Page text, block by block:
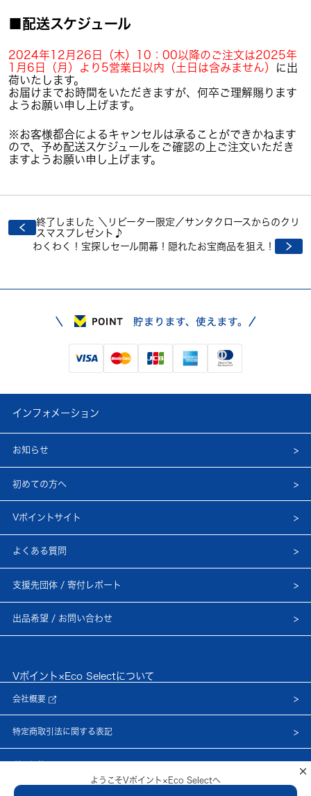
■配送スケジュール
2024年12月26日（木）10：00以降のご注文は2025年
1月6日（月）より5営業日以内（土日は含みません）
に出
荷いたします。
お届けまでお時間をいただきますが、何卒ご理解賜ります
ようお願い申し上げます。
※お客様都合によるキャンセルは承ることができかねます
ので、予め配送スケジュールをご確認の上ご注文いただき
ますようお願い申し上げます。
投
稿
ゲ
シ
ョ
終了しました ＼リピーター限定／サンタクロースからのクリ
スマスプレゼント♪
わくわく！宝探しセール開幕！隠れたお宝商品を狙え！
×
ようこそVポイント×Eco Selectへ
インフォメーション
お知らせ
初めての方へ
Vポイントサイト
よくある質問
支援先団体 / 寄付レポート
出品希望 / お問い合わせ
Vポイント×Eco Selectについて
会社概要
特定商取引法に関する表記